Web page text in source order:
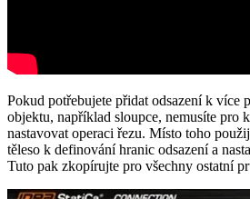
Pokud potřebujete přidat odsazení k více
objektu, například sloupce, nemusíte pro
nastavovat operaci řezu. Místo toho
těleso k definování hranic odsazení a
Tuto pak zkopírujte pro všechny ostatní